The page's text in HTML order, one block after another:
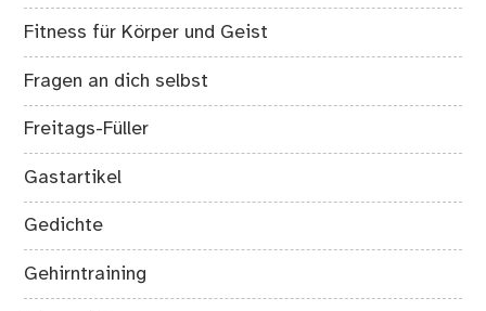
Fitness für Körper und Geist
Fragen an dich selbst
Freitags-Füller
Gastartikel
Gedichte
Gehirntraining